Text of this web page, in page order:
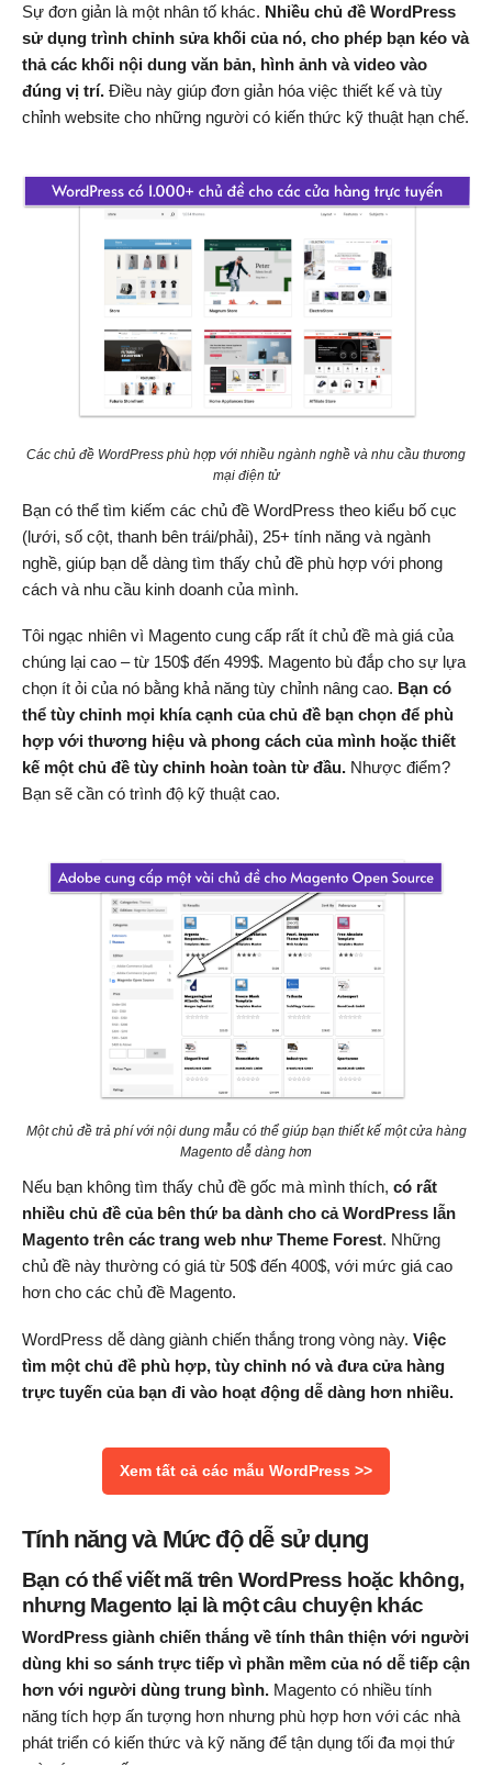
Sự đơn giản là một nhân tố khác. Nhiều chủ đề WordPress
sử dụng trình chỉnh sửa khối của nó, cho phép bạn kéo và
thả các khối nội dung văn bản, hình ảnh và video vào
đúng vị trí. Điều này giúp đơn giản hóa việc thiết kế và tùy
chỉnh website cho những người có kiến ​​thức kỹ thuật hạn chế.
Các chủ đề WordPress phù hợp với nhiều ngành nghề và nhu cầu thương
mại điện tử
Bạn có thể tìm kiếm các chủ đề WordPress theo kiểu bố cục
(lưới, số cột, thanh bên trái/phải), 25+ tính năng và ngành
nghề, giúp bạn dễ dàng tìm thấy chủ đề phù hợp với phong
cách và nhu cầu kinh doanh của mình.
Tôi ngạc nhiên vì Magento cung cấp rất ít chủ đề mà giá của
chúng lại cao – từ 150$ đến 499$. Magento bù đắp cho sự lựa
chọn ít ỏi của nó bằng khả năng tùy chỉnh nâng cao. Bạn có
thể tùy chỉnh mọi khía cạnh của chủ đề bạn chọn để phù
hợp với thương hiệu và phong cách của mình hoặc thiết
kế một chủ đề tùy chỉnh hoàn toàn từ đầu. Nhược điểm?
Bạn sẽ cần có trình độ kỹ thuật cao.
Một chủ đề trả phí với nội dung mẫu có thể giúp bạn thiết kế một cửa hàng
Magento dễ dàng hơn
Nếu bạn không tìm thấy chủ đề gốc mà mình thích, có rất
nhiều chủ đề của bên thứ ba dành cho cả WordPress lẫn
Magento trên các trang web như Theme Forest. Những
chủ đề này thường có giá từ 50$ đến 400$, với mức giá cao
hơn cho các chủ đề Magento.
WordPress dễ dàng giành chiến thắng trong vòng này. Việc
tìm một chủ đề phù hợp, tùy chỉnh nó và đưa cửa hàng
trực tuyến của bạn đi vào hoạt động dễ dàng hơn nhiều.
Xem tất cả các mẫu WordPress >>
Tính năng và Mức độ dễ sử dụng
Bạn có thể viết mã trên WordPress hoặc không,
nhưng Magento lại là một câu chuyện khác
WordPress giành chiến thắng về tính thân thiện với người
dùng khi so sánh trực tiếp vì phần mềm của nó dễ tiếp cận
hơn với người dùng trung bình. Magento có nhiều tính
năng tích hợp ấn tượng hơn nhưng phù hợp hơn với các nhà
phát triển có kiến ​​thức và kỹ năng để tận dụng tối đa mọi thứ